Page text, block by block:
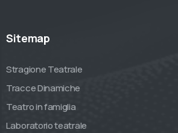
Sitemap
Stragione Teatrale
Tracce Dinamiche
Teatro in famiglia
Laboratorio teatrale